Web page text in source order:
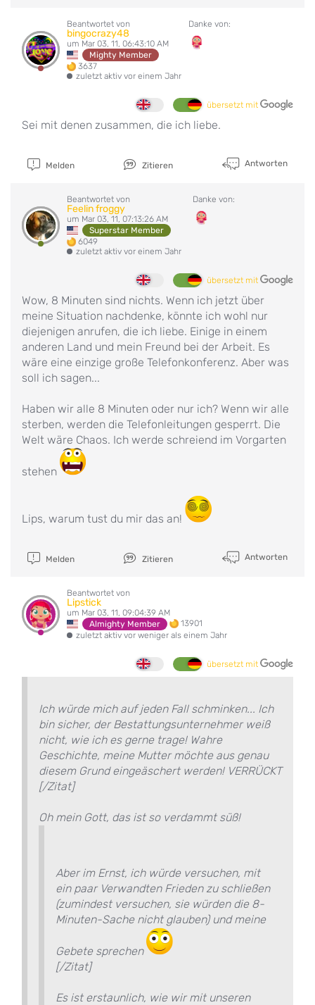
Beantwortet von
bingocrazy48
um Mar 03, 11, 06:43:10 AM
Mighty Member
3637
zuletzt aktiv vor einem Jahr
Danke von:
übersetzt mit
Sei mit denen zusammen, die ich liebe.
Melden Zitieren Antworten
Beantwortet von
Feelin froggy
um Mar 03, 11, 07:13:26 AM
Superstar Member
6049
zuletzt aktiv vor einem Jahr
Danke von:
übersetzt mit
Wow, 8 Minuten sind nichts. Wenn ich jetzt über
meine Situation nachdenke, könnte ich wohl nur
diejenigen anrufen, die ich liebe. Einige in einem
anderen Land und mein Freund bei der Arbeit. Es
wäre eine einzige große Telefonkonferenz. Aber was
soll ich sagen...
Haben wir alle 8 Minuten oder nur ich? Wenn wir alle
sterben, werden die Telefonleitungen gesperrt. Die
Welt wäre Chaos. Ich werde schreiend im Vorgarten
stehen
Lips, warum tust du mir das an!
Melden Zitieren Antworten
Beantwortet von
Lipstick
um Mar 03, 11, 09:04:39 AM
Almighty Member
13901
zuletzt aktiv vor weniger als einem Jahr
übersetzt mit
Ich würde mich auf jeden Fall schminken... Ich
bin sicher, der Bestattungsunternehmer weiß
nicht, wie ich es gerne trage! Wahre
Geschichte, meine Mutter möchte aus genau
diesem Grund eingeäschert werden! VERRÜCKT
[/Zitat]
Oh mein Gott, das ist so verdammt süß!
Aber im Ernst, ich würde versuchen, mit
ein paar Verwandten Frieden zu schließen
(zumindest versuchen, sie würden die 8-
Minuten-Sache nicht glauben) und meine
Gebete sprechen
[/Zitat]
Es ist erstaunlich, wie wir mit unseren